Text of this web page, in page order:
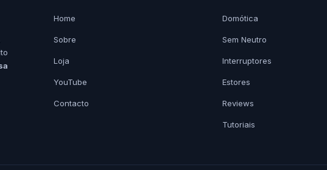
Home
Sobre
Loja
YouTube
Contacto
Domótica
Sem Neutro
Interruptores
Estores
Reviews
Tutoriais